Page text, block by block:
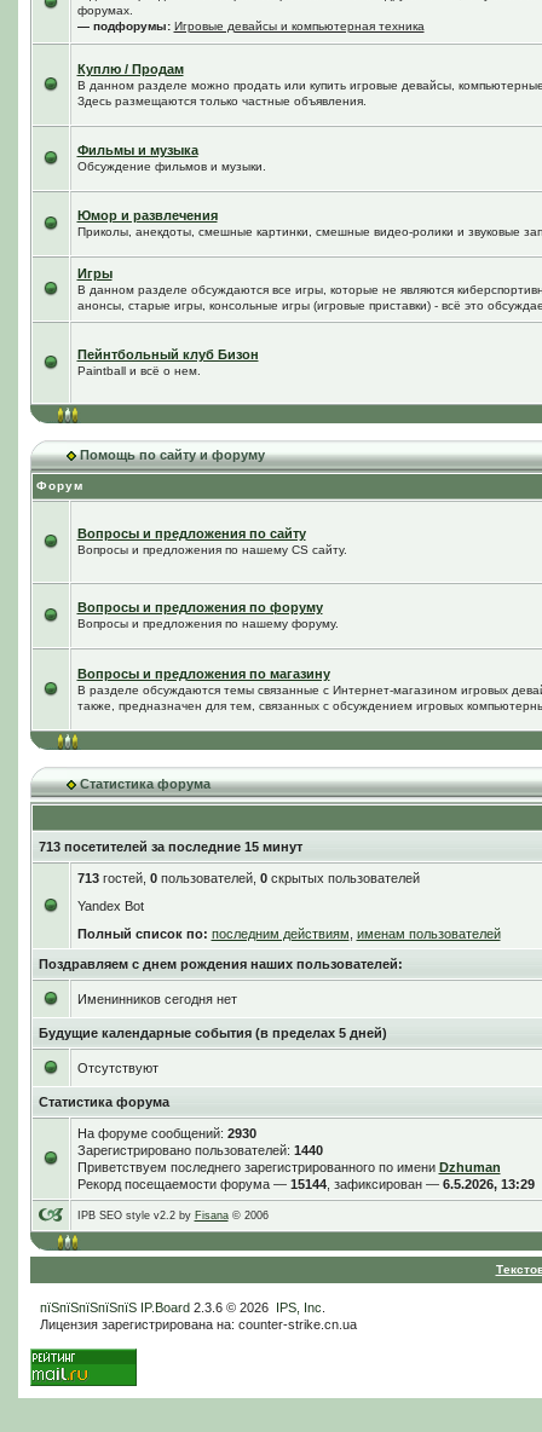
форумах.
— подфорумы: Игровые девайсы и компьютерная техника
Куплю / Продам
В данном разделе можно продать или купить игровые девайсы,
Здесь размещаются только частные объявления.
Фильмы и музыка
Обсуждение фильмов и музыки.
Юмор и развлечения
Приколы, анекдоты, смешные картинки, смешные видео-ролики и звуковые
Игры
В данном разделе обсуждаются все игры, которые не являются
анонсы, старые игры, консольные игры (игровые приставки) - всё это
Пейнтбольный клуб Бизон
Paintball и всё о нем.
Помощь по сайту и форуму
Форум
Вопросы и предложения по сайту
Вопросы и предложения по нашему CS сайту.
Вопросы и предложения по форуму
Вопросы и предложения по нашему форуму.
Вопросы и предложения по магазину
В разделе обсуждаются темы связанные с Интернет-магазином игровых
также, предназначен для тем, связанных с обсуждением игровых
Статистика форума
713 посетителей за последние 15 минут
713гостей, 0пользователей, 0скрытых пользователей
Yandex Bot
Полный список по: последним действиям именам пользователей
Поздравляем с днем рождения наших пользователей:
Именинников сегодня нет
Будущие календарные события (в пределах 5 дней)
Отсутствуют
Статистика форума
На форуме сообщений: 2930
Зарегистрировано пользователей: 1440
Приветствуем последнего зарегистрированного по имени Dzhuman
Рекорд посещаемости форума — 15144, зафиксирован — 6.5.2026, 13:29
IPB SEO style v2.2 by Fisana© 2006
пїЅпїЅпїЅпїЅпїЅ IP.Board2.3.6 © 2026 IPS, Inc
Лицензия зарегистрирована на: counter-strike.cn.ua